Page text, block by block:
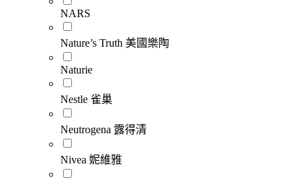
NARS
Nature’s Truth 美國樂陶
Naturie
Nestle 雀巢
Neutrogena 露得清
Nivea 妮維雅